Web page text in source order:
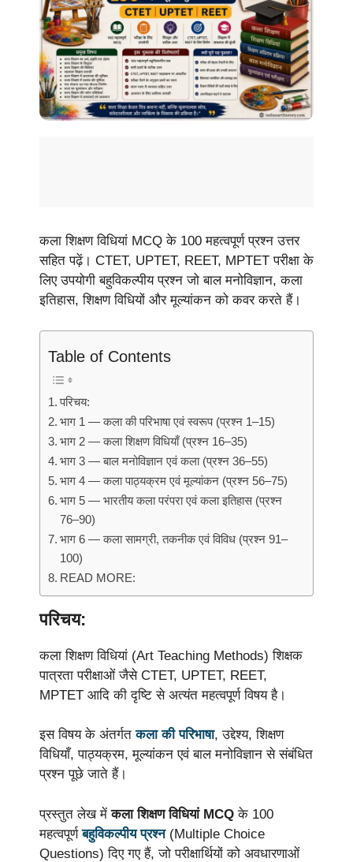
कला शिक्षण विधियां MCQ के 100 महत्वपूर्ण प्रश्न उत्तर
सहित पढ़ें। CTET, UPTET, REET, MPTET परीक्षा के
लिए उपयोगी बहुविकल्पीय प्रश्न जो बाल मनोविज्ञान, कला
इतिहास, शिक्षण विधियों और मूल्यांकन को कवर करते हैं।
Table of Contents
परिचय:
भाग 1 — कला की परिभाषा एवं स्वरूप (प्रश्न 1–15)
भाग 2 — कला शिक्षण विधियाँ (प्रश्न 16–35)
भाग 3 — बाल मनोविज्ञान एवं कला (प्रश्न 36–55)
भाग 4 — कला पाठ्यक्रम एवं मूल्यांकन (प्रश्न 56–75)
भाग 5 — भारतीय कला परंपरा एवं कला इतिहास (प्रश्न
76–90)
भाग 6 — कला सामग्री, तकनीक एवं विविध (प्रश्न 91–
100)
READ MORE:
परिचय:
कला शिक्षण विधियां (Art Teaching Methods) शिक्षक
पात्रता परीक्षाओं जैसे CTET, UPTET, REET,
MPTET आदि की दृष्टि से अत्यंत महत्वपूर्ण विषय है।
इस विषय के अंतर्गतकला की परिभाषा, उद्देश्य, शिक्षण
विधियाँ, पाठ्यक्रम, मूल्यांकन एवं बाल मनोविज्ञान से संबंधित
प्रश्न पूछे जाते हैं।
प्रस्तुत लेख मेंकला शिक्षण विधियां MCQ के 100
महत्वपूर्णबहुविकल्पीय प्रश्न(Multiple Choice
Questions) दिए गए हैं, जो परीक्षार्थियों को अवधारणाओं